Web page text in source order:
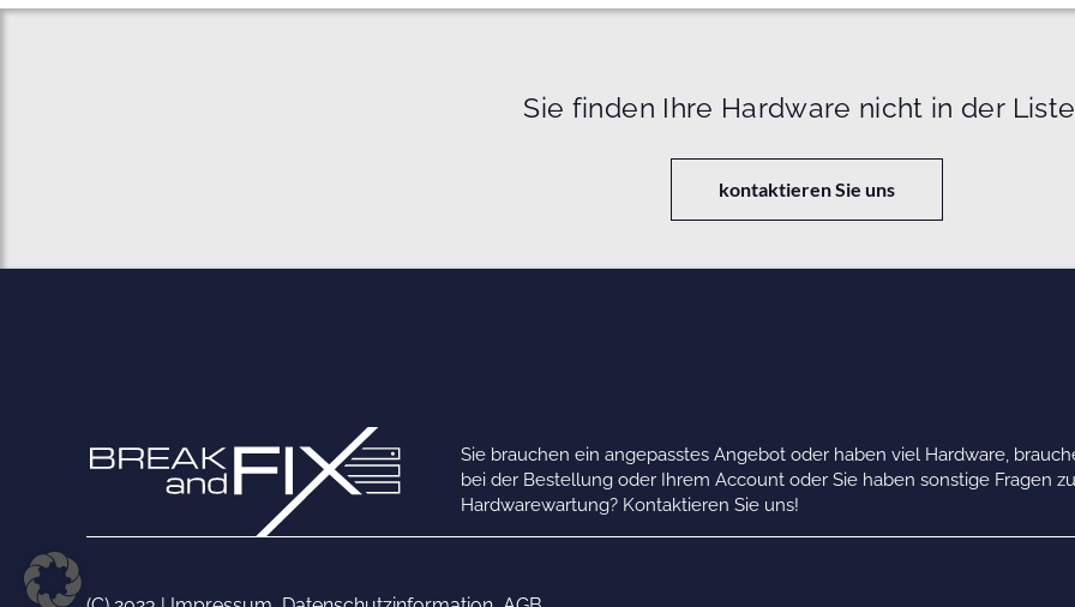
Sie finden Ihre Hardware nicht in der
kontaktieren Sie uns
Sie brauchen ein angepasstes Angebot oder haben viel Hardware,
bei der Bestellung oder Ihrem Account oder Sie haben sonstige Fragen zu
Hardwarewartung? Kontaktieren Sie uns!